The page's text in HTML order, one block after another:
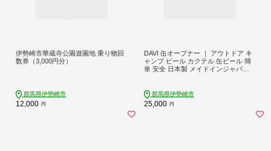
伊勢崎市華蔵寺公園遊園地 乗り物回
数券（3,000円分）
群馬県伊勢崎市
12,000 円
DAVI 缶オープナー ｜ アウトドア キ
ャンプ ビール カクテル 缶ビール 簡
単 安全 日本製 メイドインジャパン
デザイン おしゃれ 機能美 コンパク
ト キャンプ道具 キャンプギア お酒
グッズ 晩酌 ギフト 母の日 父の日 プ
群馬県伊勢崎市
25,000 円